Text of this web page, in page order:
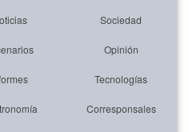
Sociedad
Opinión
Tecnologías
Corresponsales